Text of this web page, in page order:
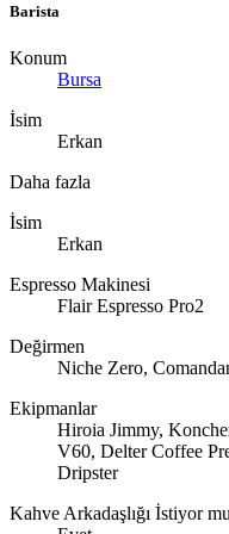
Barista
Konum
Bursa
İsim
Erkan
Daha fazla
İsim
Erkan
Espresso Makinesi
Flair Espresso Pro2
Değirmen
Niche Zero,
Ekipmanlar
Hiroia Jimmy,
V60, Delter Coffee
Dripster
Kahve Arkadaşlığı İstiyor